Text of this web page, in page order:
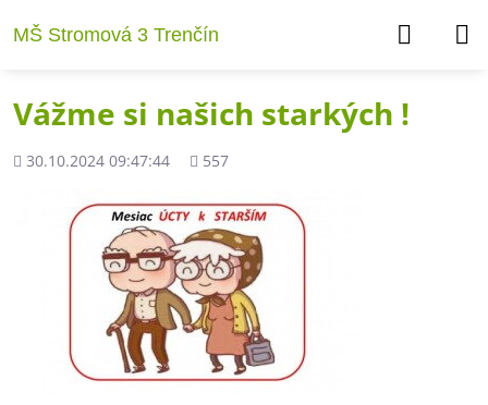
MŠ Stromová 3 Trenčín
Vážme si našich starkých !
Pridané
30.10.2024 09:47:44
Počet
557